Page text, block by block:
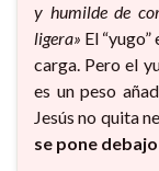
y humilde de
ligera» El
carga. Pero el
es un peso
Jesús no quita
se pone